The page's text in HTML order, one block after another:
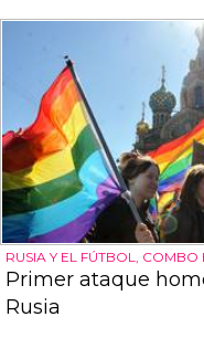
RUSIA Y EL FÚTBOL,
Primer ataque
Rusia